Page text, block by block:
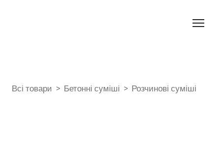
Всі товари Бетонні суміші Розчинові суміші